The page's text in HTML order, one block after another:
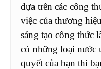
dựa trên các công
việc của thương
sáng tạo công thức
có những loại nước
quyết của bạn thì